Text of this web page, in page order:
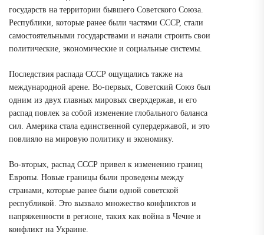
государств на территории бывшего Советского Союза.
Республики, которые ранее были частями СССР, стали
самостоятельными государствами и начали строить свои
политические, экономические и социальные системы.
Последствия распада СССР ощущались также на
международной арене. Во-первых, Советский Союз был
одним из двух главных мировых сверхдержав, и его
распад повлек за собой изменение глобального баланса
сил. Америка стала единственной супердержавой, и это
повлияло на мировую политику и экономику.
Во-вторых, распад СССР привел к изменению границ
Европы. Новые границы были проведены между
странами, которые ранее были одной советской
республикой. Это вызвало множество конфликтов и
напряженности в регионе, таких как война в Чечне и
конфликт на Украине.